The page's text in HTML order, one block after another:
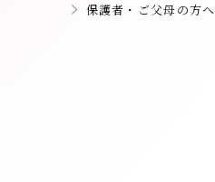
保護者・ご父母の方へ